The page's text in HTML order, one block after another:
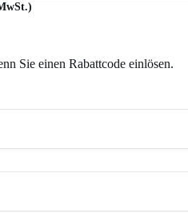
Sie einen Rabattcode einlösen.